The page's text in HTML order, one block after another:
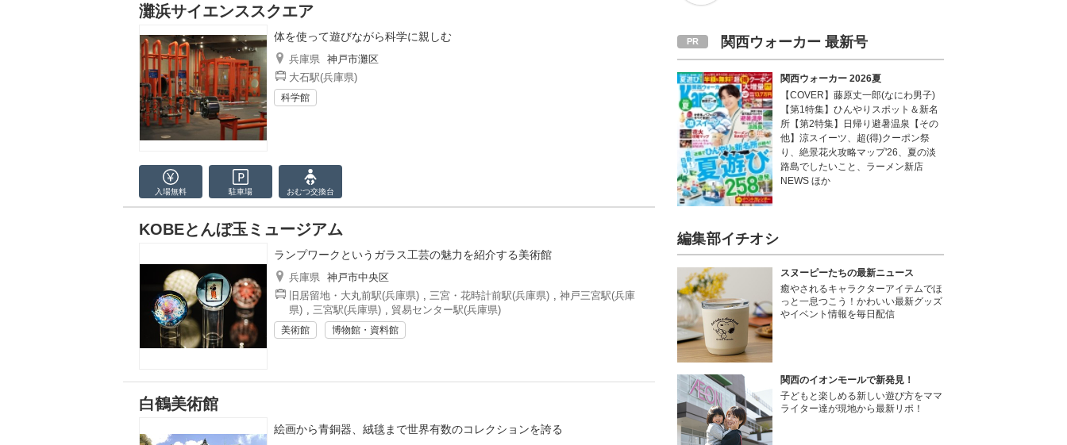
灘浜サイエンススクエア
体を使って遊びながら科学に親しむ
兵庫県 神戸市灘区
大石駅(兵庫県)
科学館
入場無料 駐車場 おむつ交換台
KOBEとんぼ玉ミュージアム
ランプワークというガラス工芸の魅力を紹介する美術館
兵庫県 神戸市中央区
旧居留地・大丸前駅(兵庫県) , 三宮・花時計前駅(兵庫県) , 神戸三宮駅(兵庫
県) , 三宮駅(兵庫県) , 貿易センター駅(兵庫県)
美術館 博物館・資料館
白鶴美術館
絵画から青銅器、絨毯まで世界有数のコレクションを誇る
関西ウォーカー 最新号
関西ウォーカー 2026夏
【COVER】藤原丈一郎(なにわ男子)
【第1特集】ひんやりスポット＆新名
所【第2特集】日帰り避暑温泉【その
他】涼スイーツ、超(得)クーポン祭
り、絶景花火攻略マップ'26、夏の淡
路島でしたいこと、ラーメン新店
NEWS ほか
編集部イチオシ
スヌーピーたちの最新ニュース
癒やされるキャラクターアイテムでほ
っと一息つこう！かわいい最新グッズ
やイベント情報を毎日配信
関西のイオンモールで新発見！
子どもと楽しめる新しい遊び方をママ
ライター達が現地から最新リポ！